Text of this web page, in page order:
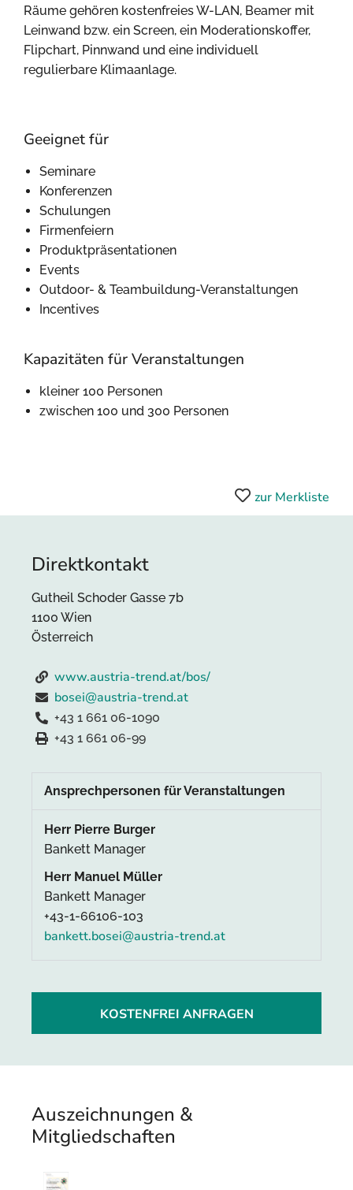
Räume gehören kostenfreies W-LAN, Beamer mit
Leinwand bzw. ein Screen, ein Moderationskoffer,
Flipchart, Pinnwand und eine individuell
regulierbare Klimaanlage.
Geeignet für
Seminare
Konferenzen
Schulungen
Firmenfeiern
Produktpräsentationen
Events
Outdoor- & Teambuildung-Veranstaltungen
Incentives
Kapazitäten für Veranstaltungen
kleiner 100 Personen
zwischen 100 und 300 Personen
zur Merkliste
Direktkontakt
Gutheil Schoder Gasse 7b
1100 Wien
Österreich
www.austria-trend.at/bos/
bosei@austria-trend.at
+43 1 661 06-1090
+43 1 661 06-99
Ansprechpersonen für Veranstaltungen
Herr Pierre Burger
Bankett Manager
Herr Manuel Müller
Bankett Manager
+43-1-66106-103
bankett.bosei@austria-trend.at
KOSTENFREI ANFRAGEN
Auszeichnungen &
Mitgliedschaften